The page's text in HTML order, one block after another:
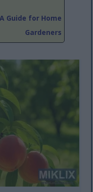
Guide for Home
Gardeners